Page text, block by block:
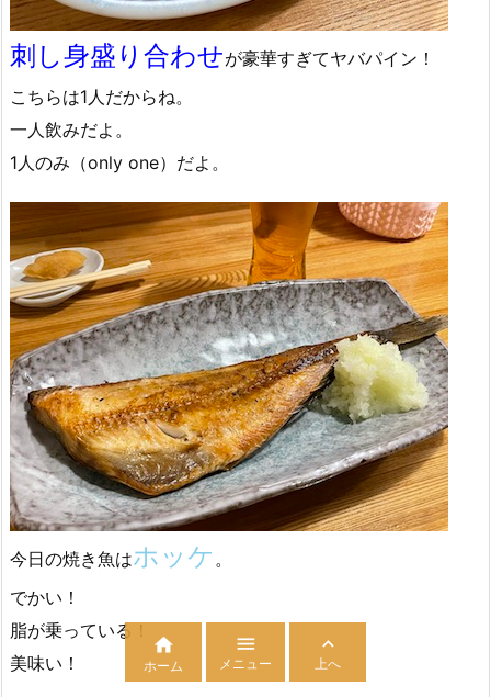
刺し身盛り合わせが豪華すぎてヤバパイン！
こちらは1人だからね。
一人飲みだよ。
1人のみ（only one）だよ。
今日の焼き魚はホッケ 。
でかい！
脂が乗っている！
美味い！

ホーム

メニュー

上へ